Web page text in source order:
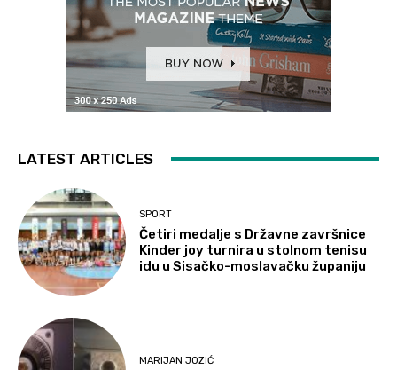
LATEST ARTICLES
SPORT
Četiri medalje s Državne završnice
Kinder joy turnira u stolnom tenisu
idu u Sisačko-moslavačku županiju
MARIJAN JOZIĆ